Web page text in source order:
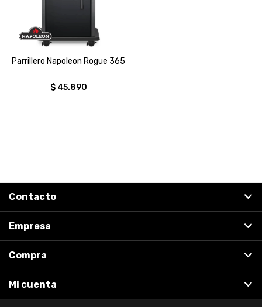
Parrillero Napoleon Rogue 365
$ 45.890
Contacto
Empresa
Compra
Mi cuenta